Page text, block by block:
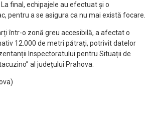
final, echipajele au efectuat și o
pentru a se asigura ca nu mai există focare.
într-o zonă greu accesibilă, a afectat o
12.000 de metri pătrați, potrivit datelor
Inspectoratului pentru Situații de
al județului Prahova.